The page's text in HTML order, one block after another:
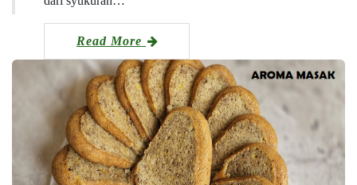
Read More